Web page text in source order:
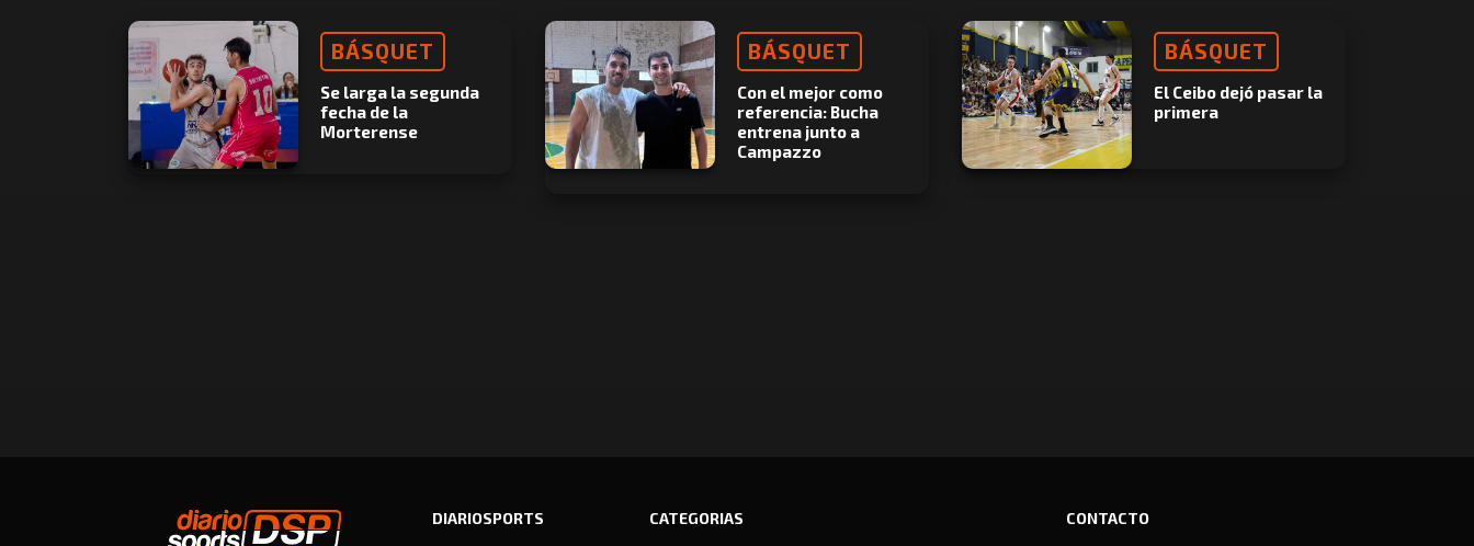
BÁSQUET
Se larga la segunda
fecha de la
Morterense
BÁSQUET
Con el mejor como
referencia: Bucha
entrena junto a
Campazzo
BÁSQUET
El Ceibo dejó pasar la
primera
DIARIOSPORTS CATEGORIAS CONTACTO